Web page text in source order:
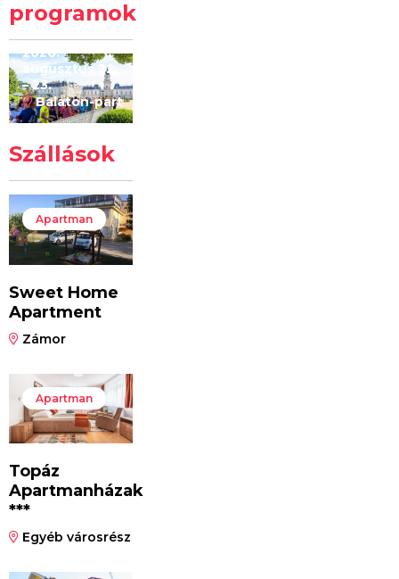
programok
2026
2026.
augusztus 22
– 23.
Balaton-part
Szállások
Apartman
Sweet Home
Apartment
Zámor
Apartman
Topáz
Apartmanházak
***
Egyéb városrész